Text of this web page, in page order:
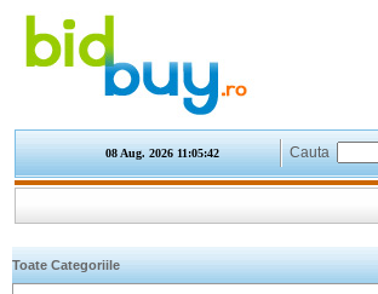
08 Aug. 2026 11:05:42 Cauta
Toate Categoriile